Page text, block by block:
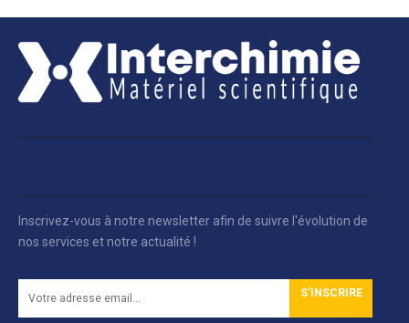
Inscrivez-vous à notre newsletter afin de suivre l'évolution de
nos services et notre actualité !
S'INSCRIRE